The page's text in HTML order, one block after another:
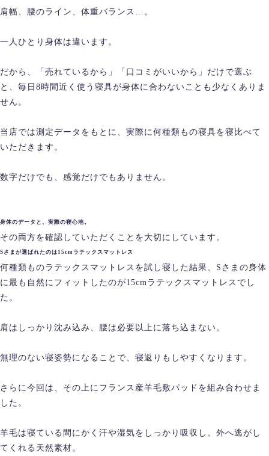
肩幅、腰のライン、体重バランス…。
一人ひとり身体は違います。
だから、「売れているから」「口コミがいいから」だけで選ぶ
と、毎日8時間近く使う寝具が身体に合わないことも少なくありま
せん。
当店では測定データをもとに、実際に何種類もの寝具を寝比べて
いただきます。
数字だけでも、感覚だけでもありません。
身体のデータと、実際の寝心地。
その両方を確認していただくことを大切にしています。
Sさまが選ばれたのは15cmラテックスマットレス
何種類ものラテックスマットレスを試し寝した結果、Sさまの身体
に最も自然にフィットしたのが15cmラテックスマットレスでし
た。
肩はしっかり沈み込み、腰は必要以上に落ち込まない。
無理のない寝姿勢になることで、寝返りもしやすくなります。
さらに今回は、その上にフランス産羊毛敷パッドを組み合わせま
した。
羊毛は寝ている間にかく汗や湿気をしっかり吸収し、外へ逃がし
てくれる天然素材。